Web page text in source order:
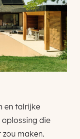
en talrijke
oplossing die
maken.